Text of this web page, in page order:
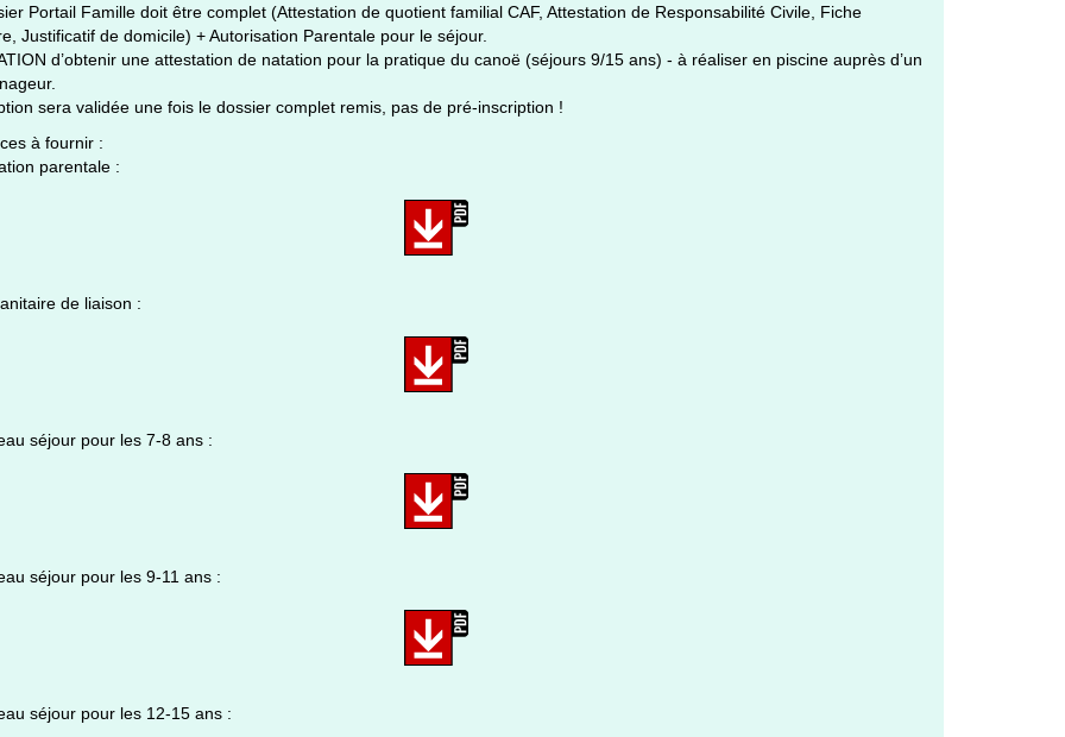
Portail Famille doit être complet (Attestation de quotient familial CAF, Attestation de Responsabilité Civile, Fiche
Justificatif de domicile) + Autorisation Parentale pour le séjour.
d’obtenir une attestation de natation pour la pratique du canoë (séjours 9/15 ans) - à réaliser en piscine auprès d’un
sera validée une fois le dossier complet remis, pas de pré-inscription !
à fournir :
parentale :
de liaison :
séjour pour les 7-8 ans :
séjour pour les 9-11 ans :
séjour pour les 12-15 ans :